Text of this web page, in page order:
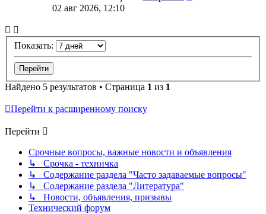
02 авг 2026, 12:10
Показать:
Найдено 5 результатов • Страница 1 из 1
Перейти к расширенному поиску
Перейти
Срочные вопросы, важные новости и объявления
↳ Срочка - техничка
↳ Содержание раздела "Часто задаваемые вопросы"
↳ Содержание раздела "Литература"
↳ Новости, объявления, призывы
Технический форум